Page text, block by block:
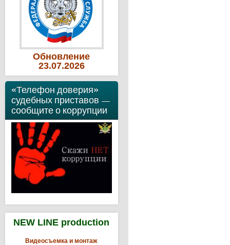
Обновление
23.07.2026
«Телефон доверия»
судебных приставов —
сообщите о коррупции
NEW LINE production
Видеосъемка и монтаж